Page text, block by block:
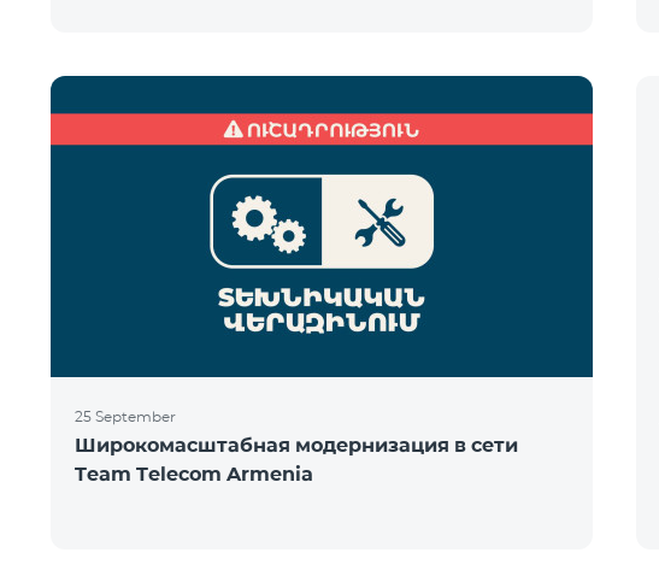
25 September
Широкомасштабная модернизация в сети
Team Telecom Armenia